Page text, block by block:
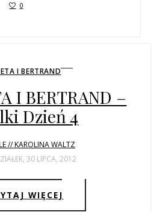
0
I BERTRAND
I BERTRAND –
Dzień 4
// KAROLINA WALTZ
30 LIPCA, 2012
WIĘCEJ